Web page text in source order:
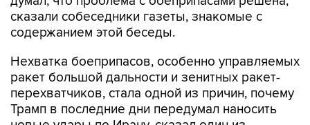
сказали собеседники газеты, знакомые с
содержанием этой беседы.
Нехватка боеприпасов, особенно управляемых
ракет большой дальности и зенитных ракет-
перехватчиков, стала одной из причин, почему
Трамп в последние дни передумал наносить